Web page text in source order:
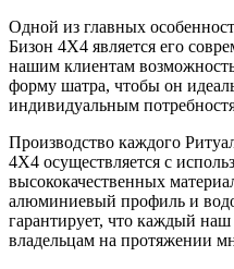
Одной из главных
Бизон 4X4 является его
нашим клиентам
форму шатра, чтобы он
индивидуальным
Производство каждого
4X4 осуществляется с
высококачественных
алюминиевый профиль и
гарантирует, что каждый
владельцам на протяжении